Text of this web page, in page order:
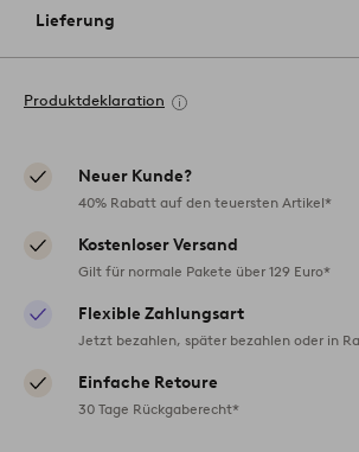
Lieferung
Produktdeklaration
Neuer Kunde?
40% Rabatt auf den teuersten Artikel*
Kostenloser Versand
Gilt für normale Pakete über 129 Euro*
Flexible Zahlungsart
Jetzt bezahlen, später bezahlen oder in
Einfache Retoure
30 Tage Rückgaberecht*